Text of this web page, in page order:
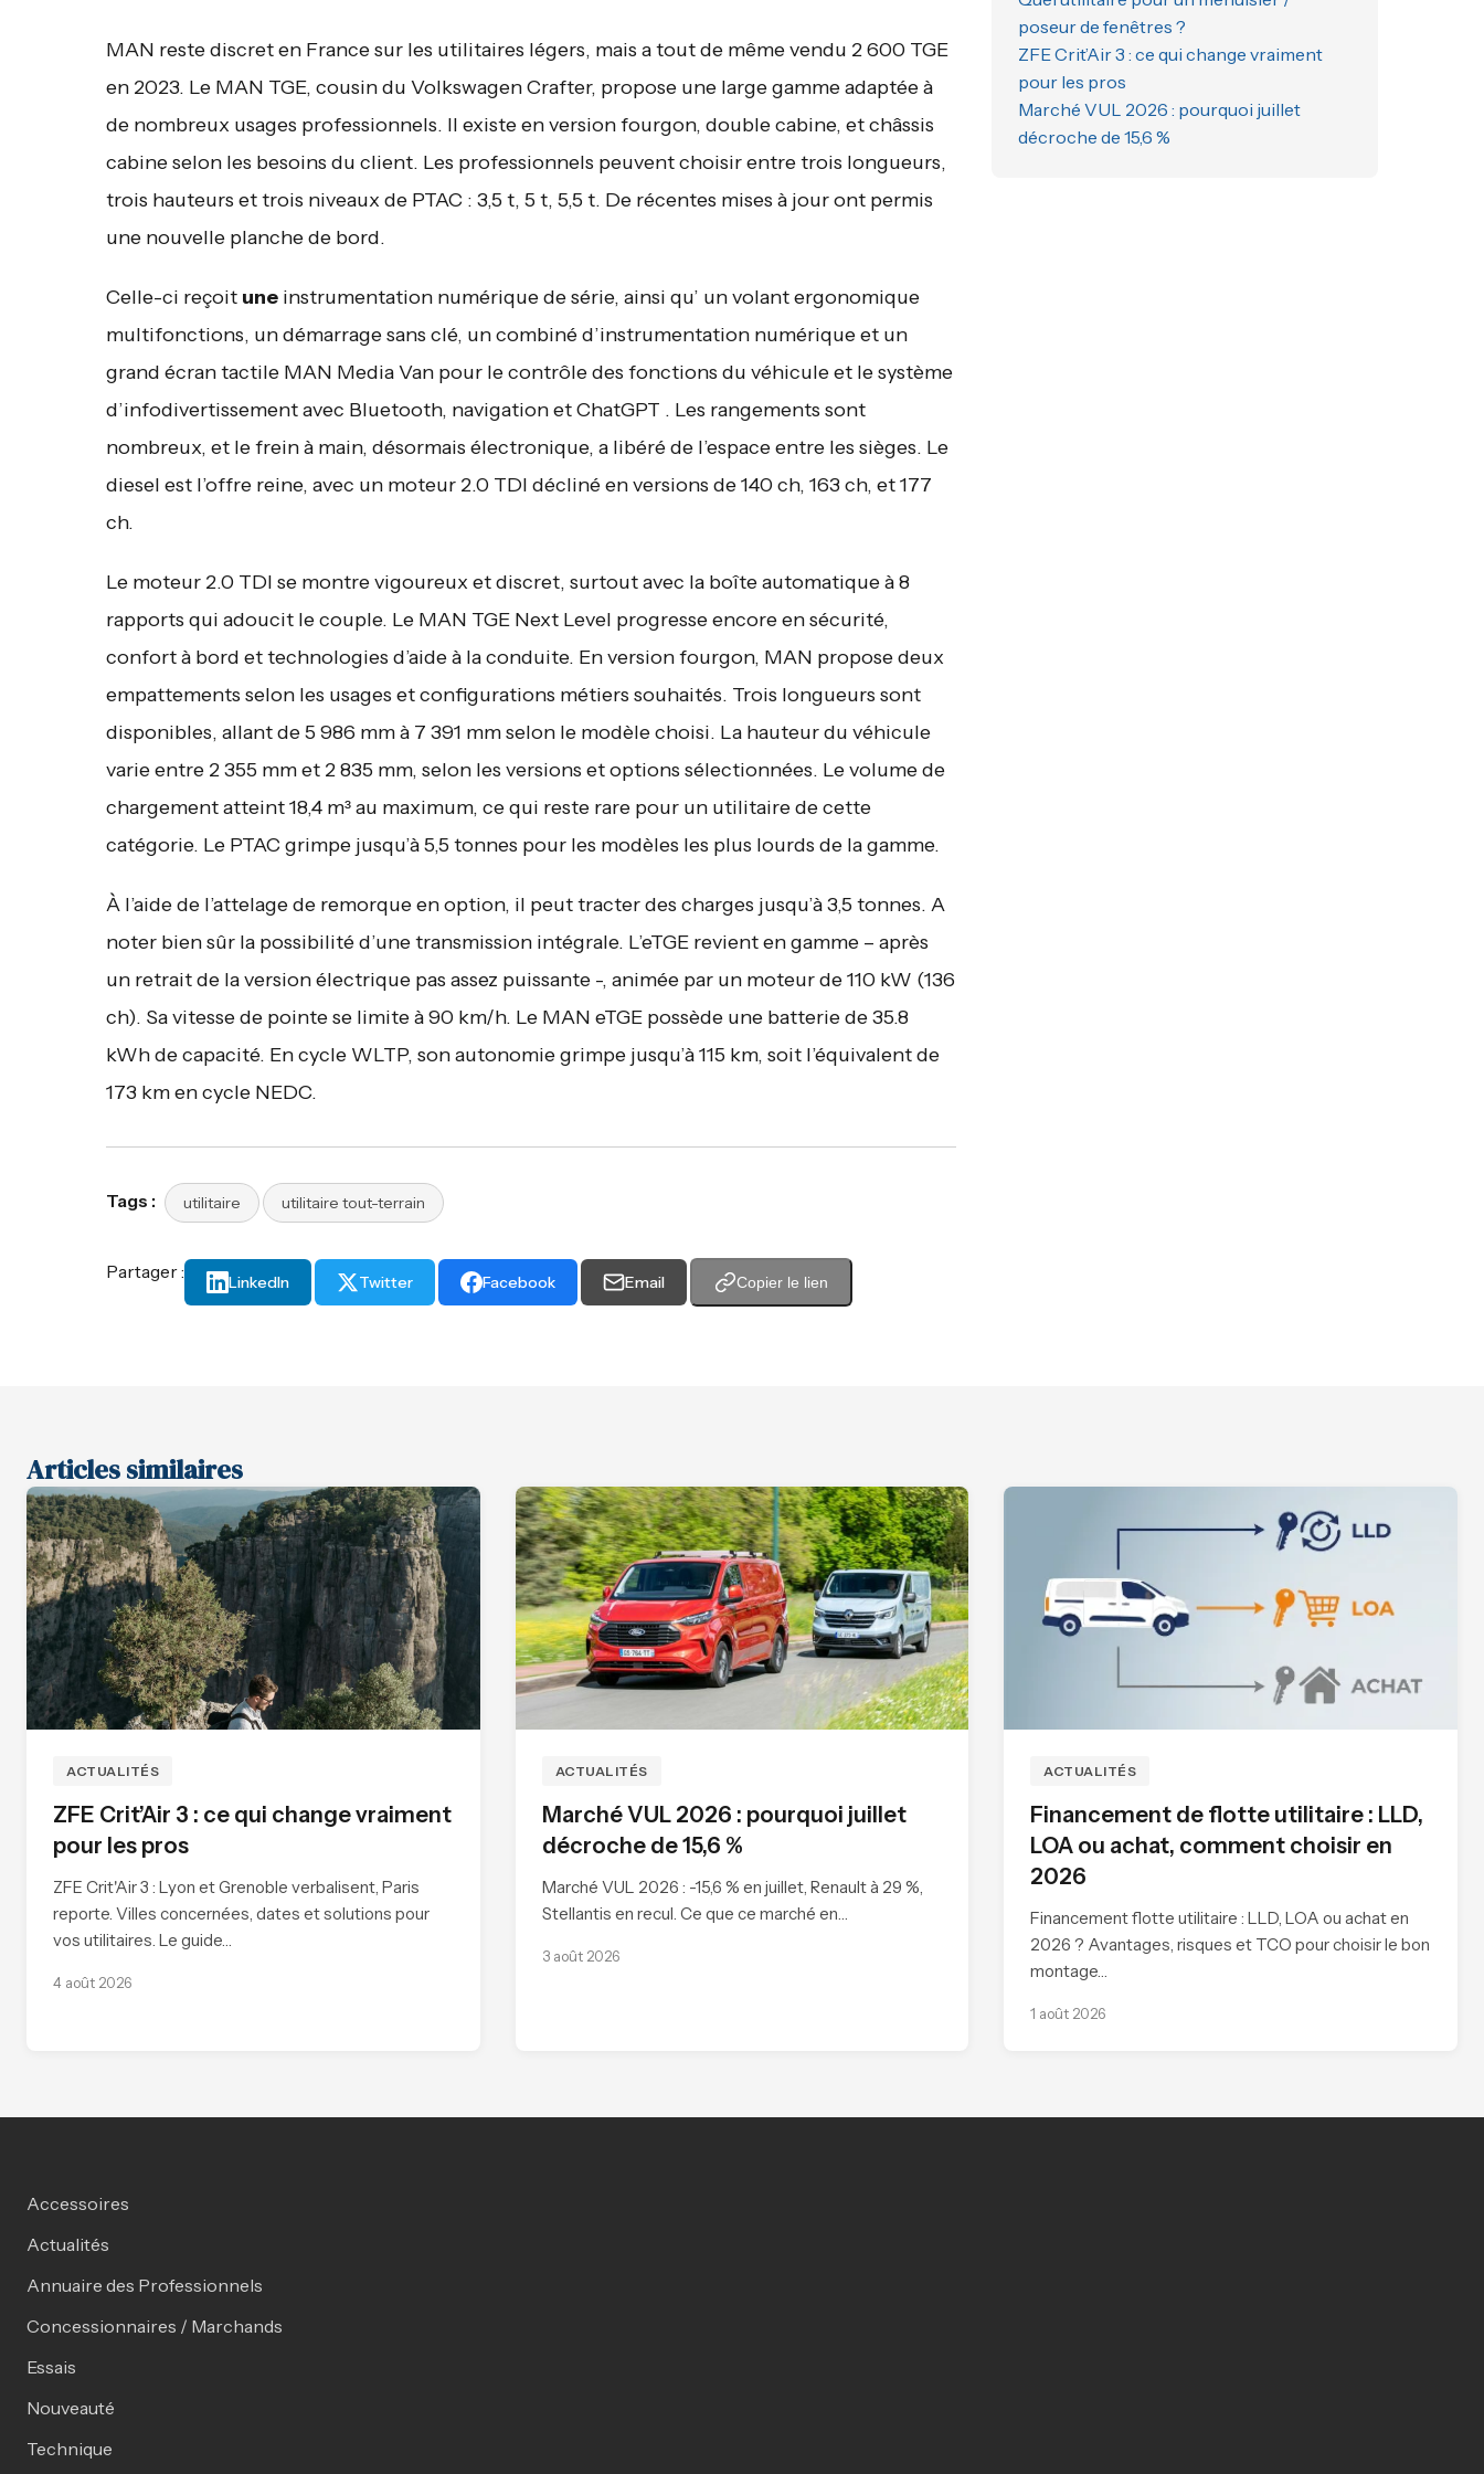
MAN reste discret en France sur les utilitaires légers, mais a tout de même vendu 2 600 TGE
en 2023. Le MAN TGE, cousin du Volkswagen Crafter, propose une large gamme adaptée à
de nombreux usages professionnels. Il existe en version fourgon, double cabine, et châssis
cabine selon les besoins du client. Les professionnels peuvent choisir entre trois longueurs,
trois hauteurs et trois niveaux de PTAC : 3,5 t, 5 t, 5,5 t. De récentes mises à jour ont permis
une nouvelle planche de bord.
Celle-ci reçoit une instrumentation numérique de série, ainsi qu’ un volant ergonomique
multifonctions, un démarrage sans clé, un combiné d’instrumentation numérique et un
grand écran tactile MAN Media Van pour le contrôle des fonctions du véhicule et le système
d’infodivertissement avec Bluetooth, navigation et ChatGPT . Les rangements sont
nombreux, et le frein à main, désormais électronique, a libéré de l’espace entre les sièges. Le
diesel est l’offre reine, avec un moteur 2.0 TDI décliné en versions de 140 ch, 163 ch, et 177
ch.
Le moteur 2.0 TDI se montre vigoureux et discret, surtout avec la boîte automatique à 8
rapports qui adoucit le couple. Le MAN TGE Next Level progresse encore en sécurité,
confort à bord et technologies d’aide à la conduite. En version fourgon, MAN propose deux
empattements selon les usages et configurations métiers souhaités. Trois longueurs sont
disponibles, allant de 5 986 mm à 7 391 mm selon le modèle choisi. La hauteur du véhicule
varie entre 2 355 mm et 2 835 mm, selon les versions et options sélectionnées. Le volume de
chargement atteint 18,4 m³ au maximum, ce qui reste rare pour un utilitaire de cette
catégorie. Le PTAC grimpe jusqu’à 5,5 tonnes pour les modèles les plus lourds de la gamme.
À l’aide de l’attelage de remorque en option, il peut tracter des charges jusqu’à 3,5 tonnes. A
noter bien sûr la possibilité d’une transmission intégrale. L’eTGE revient en gamme – après
un retrait de la version électrique pas assez puissante -, animée par un moteur de 110 kW (136
ch). Sa vitesse de pointe se limite à 90 km/h. Le MAN eTGE possède une batterie de 35.8
kWh de capacité. En cycle WLTP, son autonomie grimpe jusqu’à 115 km, soit l’équivalent de
173 km en cycle NEDC.
Tags : utilitaire utilitaire tout-terrain
Partager : LinkedIn Twitter Facebook Email Copier le lien
poseur de fenêtres ?
ZFE Crit’Air 3 : ce qui change vraiment
pour les pros
Marché VUL 2026 : pourquoi juillet
décroche de 15,6 %
Articles similaires
ACTUALITÉS
ZFE Crit’Air 3 : ce qui change vraiment
pour les pros
ZFE Crit'Air 3 : Lyon et Grenoble verbalisent, Paris
reporte. Villes concernées, dates et solutions pour
vos utilitaires. Le guide…
4 août 2026
ACTUALITÉS
Marché VUL 2026 : pourquoi juillet
décroche de 15,6 %
Marché VUL 2026 : -15,6 % en juillet, Renault à 29 %,
Stellantis en recul. Ce que ce marché en…
3 août 2026
ACTUALITÉS
Financement de flotte utilitaire : LLD,
LOA ou achat, comment choisir en
2026
Financement flotte utilitaire : LLD, LOA ou achat en
2026 ? Avantages, risques et TCO pour choisir le bon
montage…
1 août 2026
Accessoires
Actualités
Annuaire des Professionnels
Concessionnaires / Marchands
Essais
Nouveauté
Technique